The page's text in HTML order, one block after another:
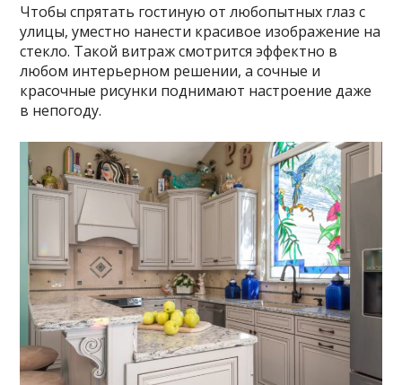
Чтобы спрятать гостиную от любопытных глаз с
улицы, уместно нанести красивое изображение на
стекло. Такой витраж смотрится эффектно в
любом интерьерном решении, а сочные и
красочные рисунки поднимают настроение даже
в непогоду.